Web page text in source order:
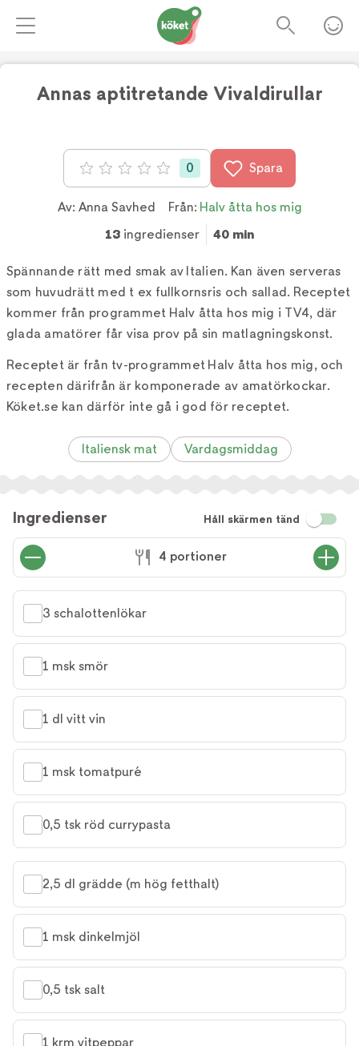
Annas aptitretande Vivaldirullar
Betyg: 0 av 5 0 Spara
Av: Anna Savhed Från: Halv åtta hos mig
13 ingredienser 40 min
Spännande rätt med smak av Italien. Kan även serveras
som huvudrätt med t ex fullkornsris och sallad. Receptet
kommer från programmet Halv åtta hos mig i TV4, där
glada amatörer får visa prov på sin matlagningskonst.
Receptet är från tv-programmet Halv åtta hos mig, och
recepten därifrån är komponerade av amatörkockar.
Köket.se kan därför inte gå i god för receptet.
Italiensk mat Vardagsmiddag
Ingredienser Håll skärmen tänd
4 portioner
3 schalottenlökar
1 msk smör
1 dl vitt vin
1 msk tomatpuré
0,5 tsk röd currypasta
2,5 dl grädde (m hög fetthalt)
1 msk dinkelmjöl
0,5 tsk salt
1 krm vitpeppar